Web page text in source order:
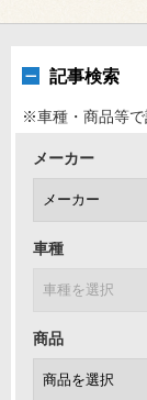
2026年2月某日
☆今週は連休をい
記事検索
※車種・商品等
メーカー
車種
商品